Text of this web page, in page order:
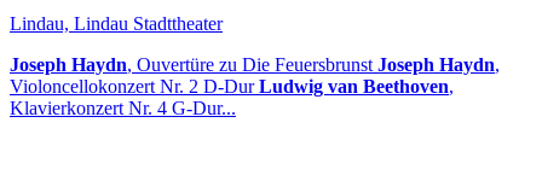
Lindau, Lindau Stadttheater
Joseph Haydn, Ouvertüre zu Die Feuersbrunst Joseph Haydn,
Violoncellokonzert Nr. 2 D-DurLudwig van Beethoven,
Klavierkonzert Nr. 4 G-Dur...